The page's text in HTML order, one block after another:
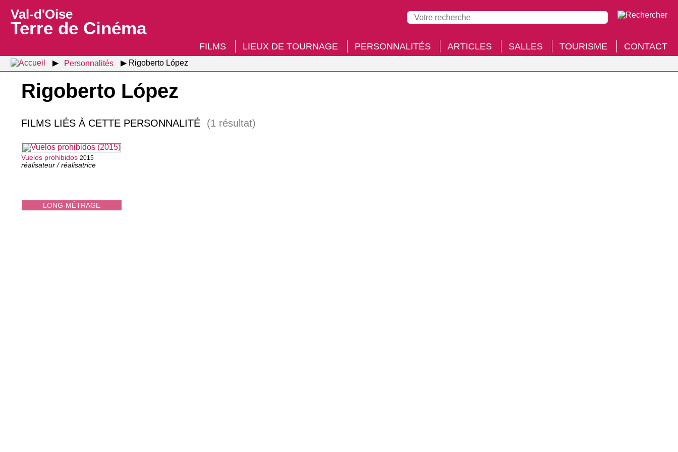
Val-d'Oise
Terre de Cinéma
FILMS LIEUX DE TOURNAGE PERSONNALITÉS ARTICLES SALLES TOURISME CONTACT
Personnalités Rigoberto López
Rigoberto López
FILMS LIÉS À CETTE PERSONNALITÉ (1 résultat)
LONG-MÉTRAGE
Vuelos prohibidos 2015
réalisateur / réalisatrice